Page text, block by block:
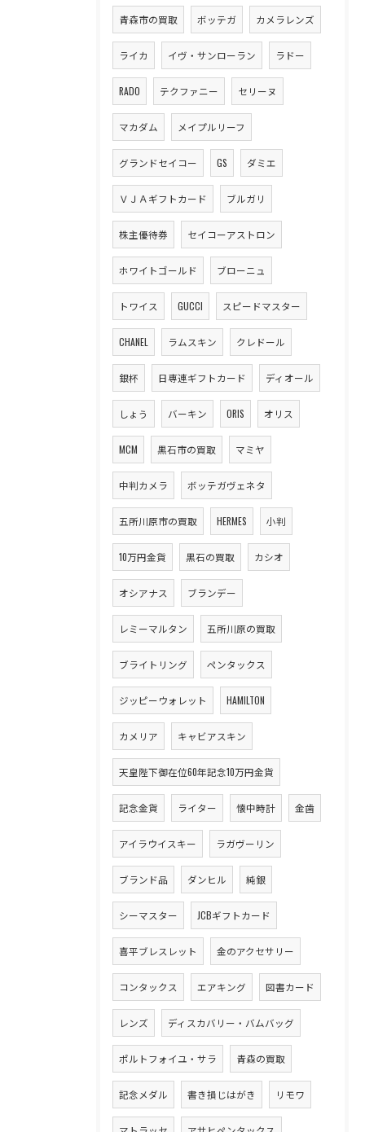
青森市の買取 ボッテガ カメラレンズ
ライカ イヴ・サンローラン ラドー
RADO テクファニー セリーヌ
マカダム メイプルリーフ
グランドセイコー GS ダミエ
ＶＪＡギフトカード ブルガリ
株主優待券 セイコーアストロン
ホワイトゴールド ブローニュ
トワイス GUCCI スピードマスター
CHANEL ラムスキン クレドール
銀杯 日専連ギフトカード ディオール
しょう バーキン ORIS オリス
MCM 黒石市の買取 マミヤ
中判カメラ ボッテガヴェネタ
五所川原市の買取 HERMES 小判
10万円金貨 黒石の買取 カシオ
オシアナス ブランデー
レミーマルタン 五所川原の買取
ブライトリング ペンタックス
ジッピーウォレット HAMILTON
カメリア キャビアスキン
天皇陛下御在位60年記念10万円金貨
記念金貨 ライター 懐中時計 金歯
アイラウイスキー ラガヴーリン
ブランド品 ダンヒル 純銀
シーマスター JCBギフトカード
喜平ブレスレット 金のアクセサリー
コンタックス エアキング 図書カード
レンズ ディスカバリー・バムバッグ
ポルトフォイユ・サラ 青森の買取
記念メダル 書き損じはがき リモワ